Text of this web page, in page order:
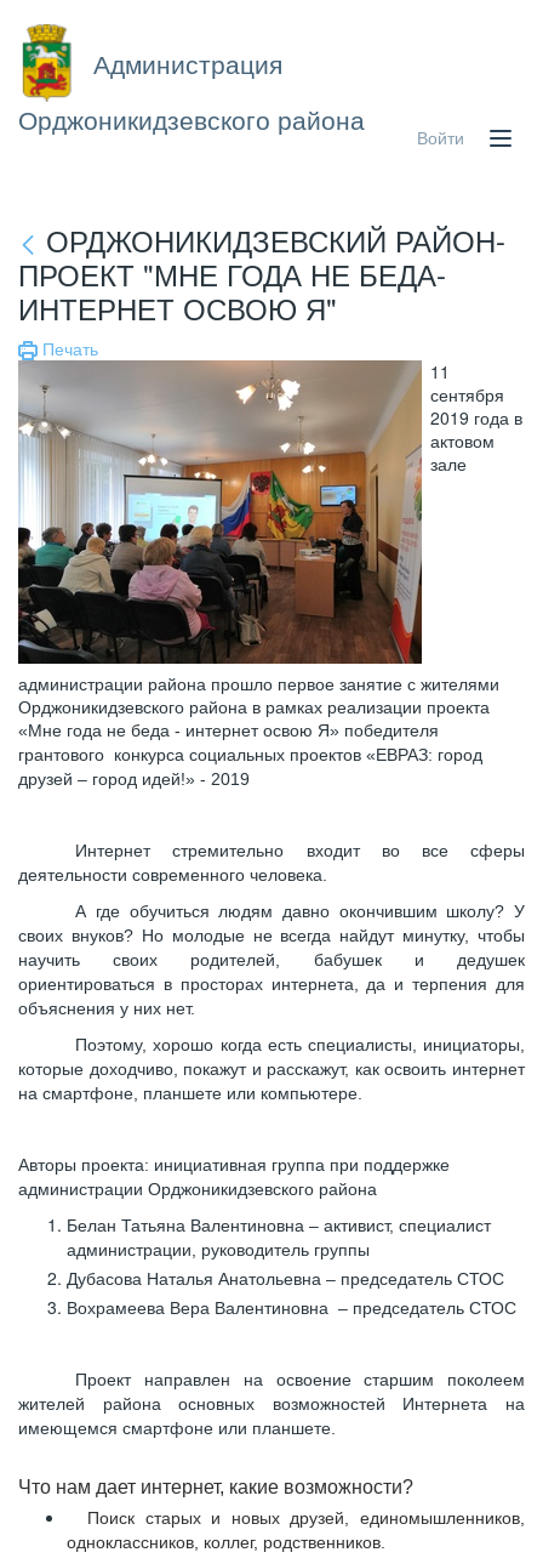
Администрация
Орджоникидзевского района
Войти
ОРДЖОНИКИДЗЕВСКИЙ РАЙОН-
ПРОЕКТ "МНЕ ГОДА НЕ БЕДА-
ИНТЕРНЕТ ОСВОЮ Я"
Печать
11
сентября
2019 года в
актовом
зале
администрации района прошло первое занятие с жителями
Орджоникидзевского района в рамках реализации проекта
«Мне года не беда - интернет освою Я» победителя
грантового конкурса социальных проектов «ЕВРАЗ: город
друзей – город идей!» - 2019
Интернет стремительно входит во все сферы
деятельности современного человека.
А где обучиться людям давно окончившим школу? У
своих внуков? Но молодые не всегда найдут минутку, чтобы
научить своих родителей, бабушек и дедушек
ориентироваться в просторах интернета, да и терпения для
объяснения у них нет.
Поэтому, хорошо когда есть специалисты, инициаторы,
которые доходчиво, покажут и расскажут, как освоить интернет
на смартфоне, планшете или компьютере.
Авторы проекта: инициативная группа при поддержке
администрации Орджоникидзевского района
Белан Татьяна Валентиновна – активист, специалист
администрации, руководитель группы
Дубасова Наталья Анатольевна – председатель СТОС
Вохрамеева Вера Валентиновна – председатель СТОС
Проект направлен на освоение старшим поколеем
жителей района основных возможностей Интернета на
имеющемся смартфоне или планшете.
Что нам дает интернет, какие возможности?
Поиск старых и новых друзей, единомышленников,
одноклассников, коллег, родственников.